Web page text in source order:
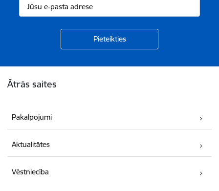
Ātrās saites
Pakalpojumi
Aktualitātes
Vēstniecība